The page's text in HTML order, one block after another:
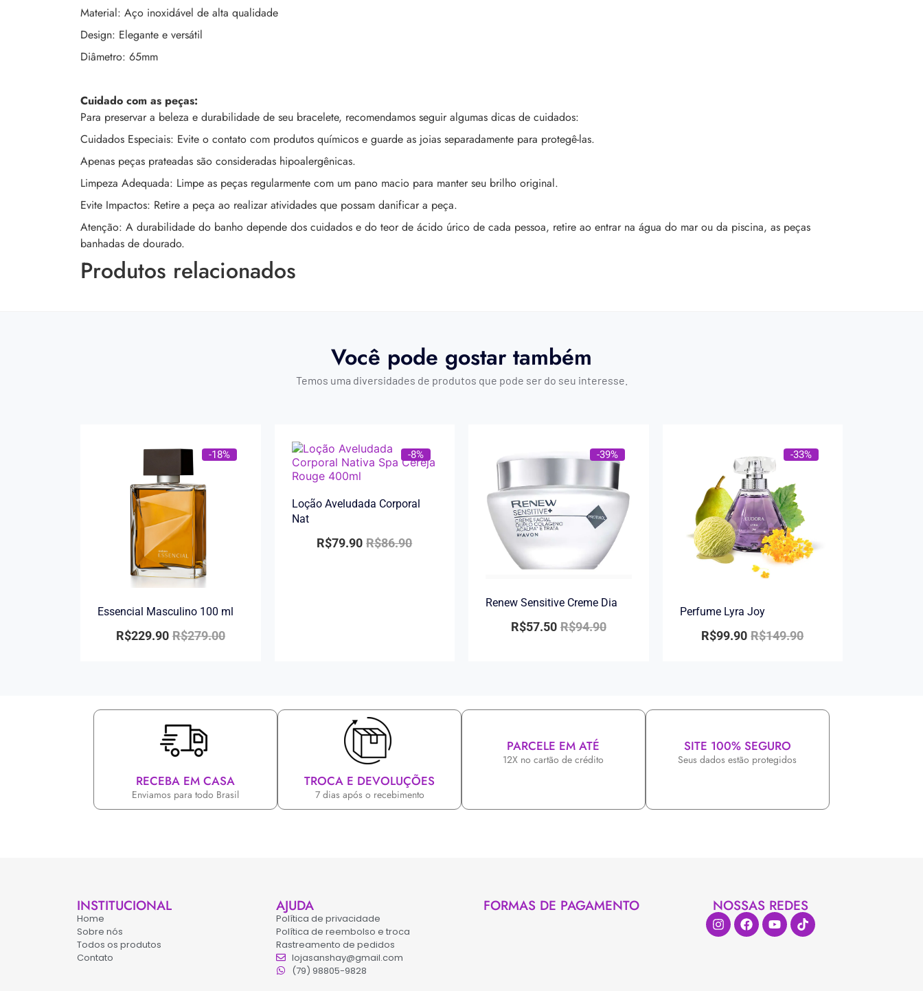
Material: Aço inoxidável de alta qualidade
Design: Elegante e versátil
Diâmetro: 65mm
Cuidado com as peças:
Para preservar a beleza e durabilidade de seu bracelete, recomendamos seguir algumas dicas de cuidados:
Cuidados Especiais: Evite o contato com produtos químicos e guarde as joias separadamente para protegê-las.
Apenas peças prateadas são consideradas hipoalergênicas.
Limpeza Adequada: Limpe as peças regularmente com um pano macio para manter seu brilho original.
Evite Impactos: Retire a peça ao realizar atividades que possam danificar a peça.
Atenção: A durabilidade do banho depende dos cuidados e do teor de ácido úrico de cada pessoa, retire ao entrar na água do mar ou da piscina, as peças
banhadas de dourado.
Produtos relacionados
Você pode gostar também
Temos uma diversidades de produtos que pode ser do seu interesse.
-18%
Essencial Masculino 100 ml
R$279.00
R$229.90
-8%
Loção Aveludada Corporal
Nat
R$86.90
R$79.90
-39%
Renew Sensitive Creme Dia
R$94.90
R$57.50
-33%
Perfume Lyra Joy
R$149.90
R$99.90
RECEBA EM CASA
Enviamos para todo Brasil
TROCA E DEVOLUÇÕES
7 dias após o recebimento
PARCELE EM ATÉ
12X no cartão de crédito
SITE 100% SEGURO
Seus dados estão protegidos
INSTITUCIONAL
Home
Sobre nós
Todos os produtos
Contato
AJUDA
Política de privacidade
Política de reembolso e troca
Rastreamento de pedidos
lojasanshay@gmail.com
(79) 98805-9828
FORMAS DE PAGAMENTO NOSSAS REDES